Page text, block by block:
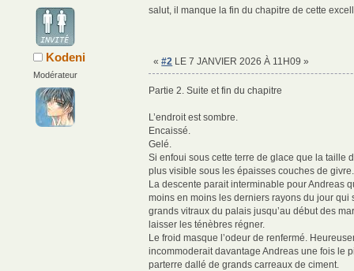
salut, il manque la fin du chapitre de cette
Kodeni
Modérateur
«#2 LE 7 JANVIER 2026 À 11H09 »
Partie 2. Suite et fin du chapitre
L’endroit est sombre.
Encaissé.
Gelé.
Si enfoui sous cette terre de glace que la taille
plus visible sous les épaisses couches de givre.
La descente parait interminable pour Andreas
moins en moins les derniers rayons du jour qui
grands vitraux du palais jusqu’au début des
laisser les ténèbres régner.
Le froid masque l’odeur de renfermé.
incommoderait davantage Andreas une fois le
parterre dallé de grands carreaux de ciment.